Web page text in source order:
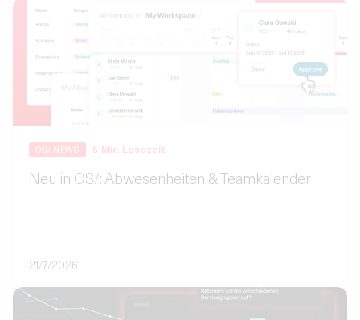
OS/ NEWS 5 Min. Lesezeit
Neu in OS/: Abwesenheiten & Teamkalender
21/7/2026